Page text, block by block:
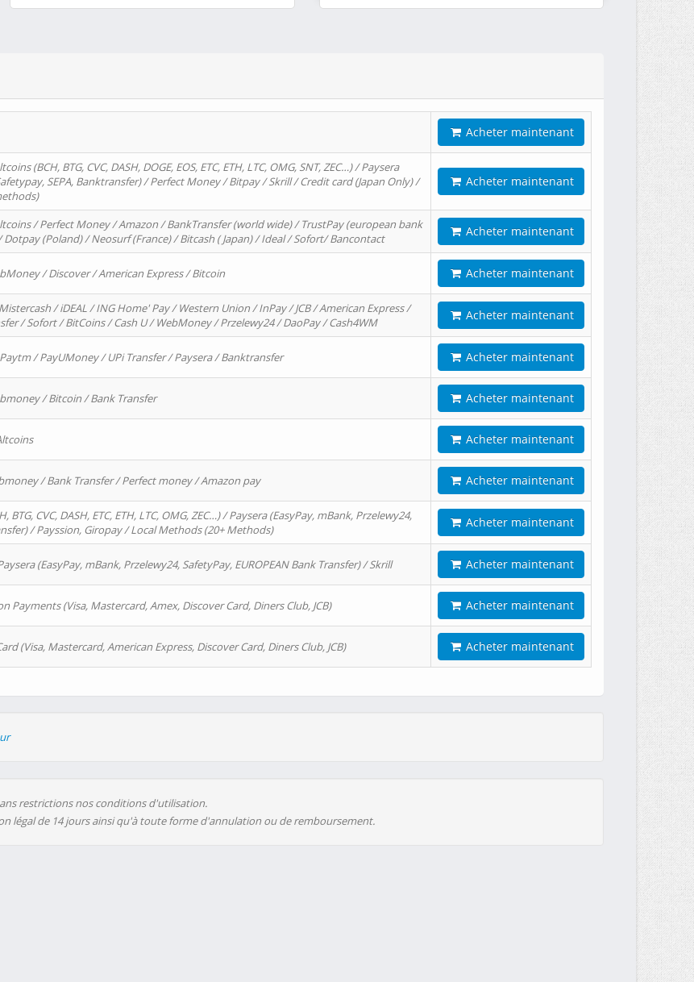
Acheter maintenant
(BCH, BTG, CVC, DASH, DOGE, EOS, ETC, ETH, LTC, OMG, SNT, ZEC…) / Paysera
SEPA, Banktransfer) / Perfect Money / Bitpay / Skrill / Credit card (Japan Only) /
Acheter maintenant
/ Perfect Money / Amazon / BankTransfer (world wide) / TrustPay (european bank
(Poland) / Neosurf (France) / Bitcash ( Japan) / Ideal / Sofort/ Bancontact
Acheter maintenant
/ Discover / American Express / Bitcoin Acheter maintenant
/ iDEAL / ING Home' Pay / Western Union / InPay / JCB / American Express /
/ Sofort / BitCoins / Cash U / WebMoney / Przelewy24 / DaoPay / Cash4WM
Acheter maintenant
/ PayUMoney / UPi Transfer / Paysera / Banktransfer Acheter maintenant
/ Bitcoin / Bank Transfer Acheter maintenant
Acheter maintenant
/ Bank Transfer / Perfect money / Amazon pay Acheter maintenant
BTG, CVC, DASH, ETC, ETH, LTC, OMG, ZEC…) / Paysera (EasyPay, mBank, Przelewy24,
/ Payssion, Giropay / Local Methods (20+ Methods)
Acheter maintenant
(EasyPay, mBank, Przelewy24, SafetyPay, EUROPEAN Bank Transfer) / Skrill Acheter maintenant
Payments (Visa, Mastercard, Amex, Discover Card, Diners Club, JCB) Acheter maintenant
(Visa, Mastercard, American Express, Discover Card, Diners Club, JCB) Acheter maintenant
restrictions nos conditions d'utilisation.
légal de 14 jours ainsi qu'à toute forme d'annulation ou de remboursement.